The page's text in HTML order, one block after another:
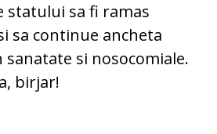
statului sa fi ramas
sa continue ancheta
si nosocomiale.
birjar!